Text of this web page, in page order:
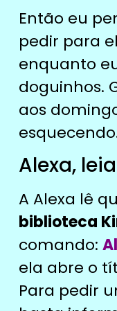
Então eu
pedir para
enquanto
doguinhos.
aos
Alexa,
A Alexa lê
biblioteca
comando:
ela abre o
Para pedir